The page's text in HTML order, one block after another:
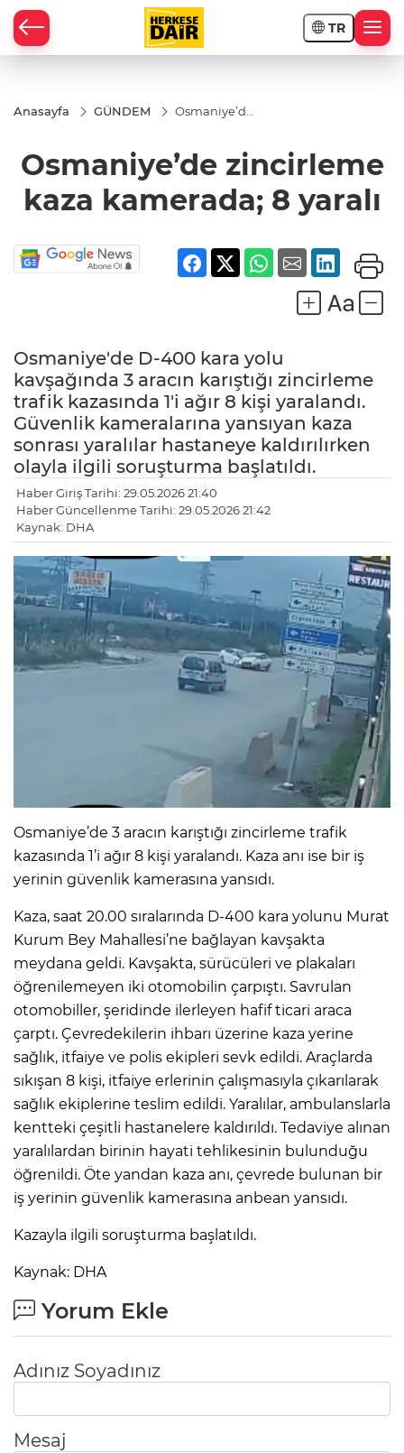
TR
Anasayfa GÜNDEM
Osmaniye’de
kamerada; 8
yaralı
Osmaniye’de zincirleme
kaza kamerada; 8 yaralı
Osmaniye'de D-400 kara yolu
kavşağında 3 aracın karıştığı zincirleme
trafik kazasında 1'i ağır 8 kişi yaralandı.
Güvenlik kameralarına yansıyan kaza
sonrası yaralılar hastaneye kaldırılırken
olayla ilgili soruşturma başlatıldı.
Haber Giriş Tarihi: 29.05.2026 21:40
Haber Güncellenme Tarihi: 29.05.2026 21:42
Kaynak: DHA
Osmaniye’de 3 aracın karıştığı zincirleme trafik
kazasında 1’i ağır 8 kişi yaralandı. Kaza anı ise bir iş
yerinin güvenlik kamerasına yansıdı.
Kaza, saat 20.00 sıralarında D-400 kara yolunu Murat
Kurum Bey Mahallesi’ne bağlayan kavşakta
meydana geldi. Kavşakta, sürücüleri ve plakaları
öğrenilemeyen iki otomobilin çarpıştı. Savrulan
otomobiller, şeridinde ilerleyen hafif ticari araca
çarptı. Çevredekilerin ihbarı üzerine kaza yerine
sağlık, itfaiye ve polis ekipleri sevk edildi. Araçlarda
sıkışan 8 kişi, itfaiye erlerinin çalışmasıyla çıkarılarak
sağlık ekiplerine teslim edildi. Yaralılar, ambulanslarla
kentteki çeşitli hastanelere kaldırıldı. Tedaviye alınan
yaralılardan birinin hayati tehlikesinin bulunduğu
öğrenildi. Öte yandan kaza anı, çevrede bulunan bir
iş yerinin güvenlik kamerasına anbean yansıdı.
Kazayla ilgili soruşturma başlatıldı.
Kaynak: DHA
Yorum Ekle
Adınız Soyadınız
Mesaj